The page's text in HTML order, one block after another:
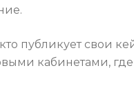
публикует свои
кабинетами,